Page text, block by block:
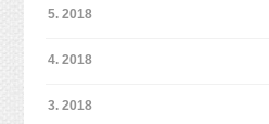
5. 2018
4. 2018
3. 2018